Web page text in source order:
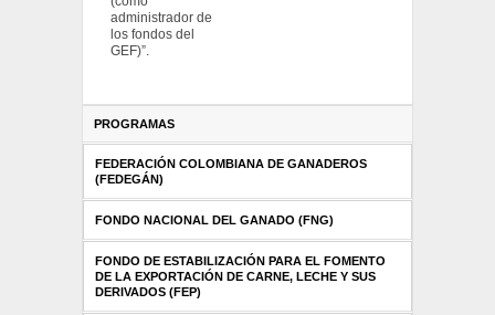
administrador de
los fondos del
GEF)”.
PROGRAMAS
FEDERACIÓN COLOMBIANA DE GANADEROS
(FEDEGÁN)
FONDO NACIONAL DEL GANADO (FNG)
FONDO DE ESTABILIZACIÓN PARA EL FOMENTO
DE LA EXPORTACIÓN DE CARNE, LECHE Y SUS
DERIVADOS (FEP)